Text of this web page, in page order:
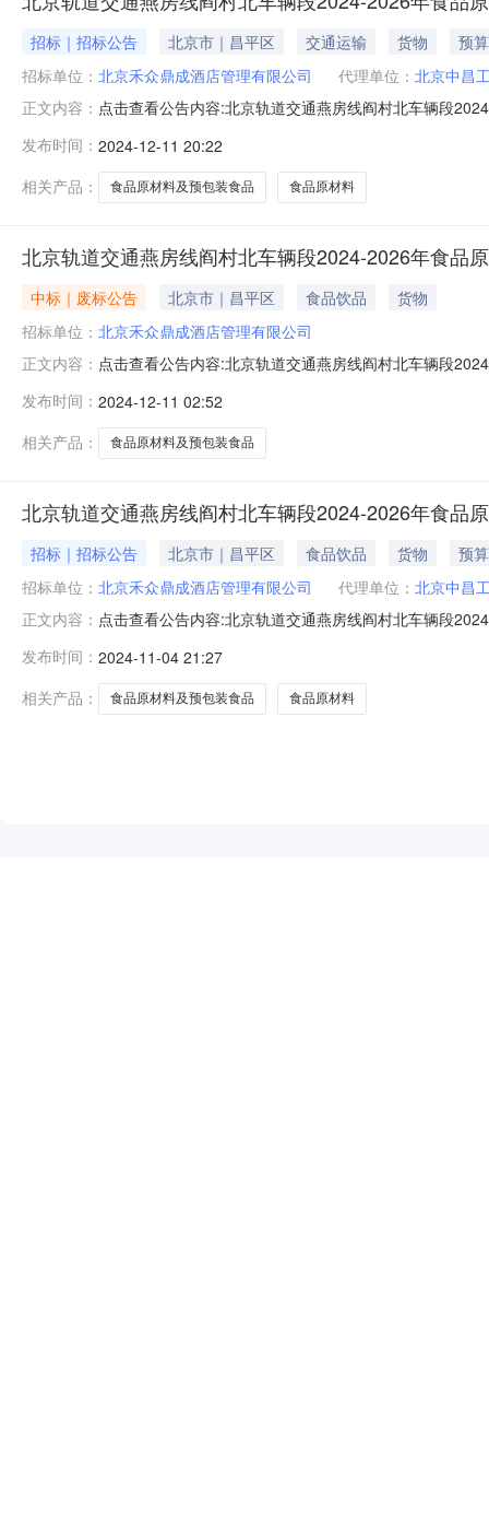
招标｜招标公告 北京市｜昌平区 交通运输 货物
预
招标单位： 北京禾众鼎成酒店管理有限公司 代理单位： 北京中昌
正文内容： 点击查看公告内容:北京轨道交通燕房线阎村北车辆段
采购项目已由项目审批/核准/备案机关批准，项目资金来
项目概况
发布时间： 2024-12-11 20:22
相关产品：
食品原材料及预包装食品 食品原材料
北京轨道交通燕房线阎村北车辆段2024-2026年食品
中标｜废标公告 北京市｜昌平区 食品饮品
货物
招标单位： 北京禾众鼎成酒店管理有限公司
正文内容： 点击查看公告内容:北京轨道交通燕房线阎村北车辆段
禾众鼎成酒店管理有限公司地址：北京市昌平区马池口
华腾大厦21
发布时间： 2024-12-11 02:52
相关产品：
食品原材料及预包装食品
北京轨道交通燕房线阎村北车辆段2024-2026年食品
招标｜招标公告 北京市｜昌平区 食品饮品 货物
预
招标单位： 北京禾众鼎成酒店管理有限公司 代理单位： 北京中昌
正文内容： 点击查看公告内容:北京轨道交通燕房线阎村北车辆段
准/备案机关批准，项目资金来源为自筹资金1100万元，
模：燕房线阎
发布时间： 2024-11-04 21:27
相关产品：
食品原材料及预包装食品 食品原材料